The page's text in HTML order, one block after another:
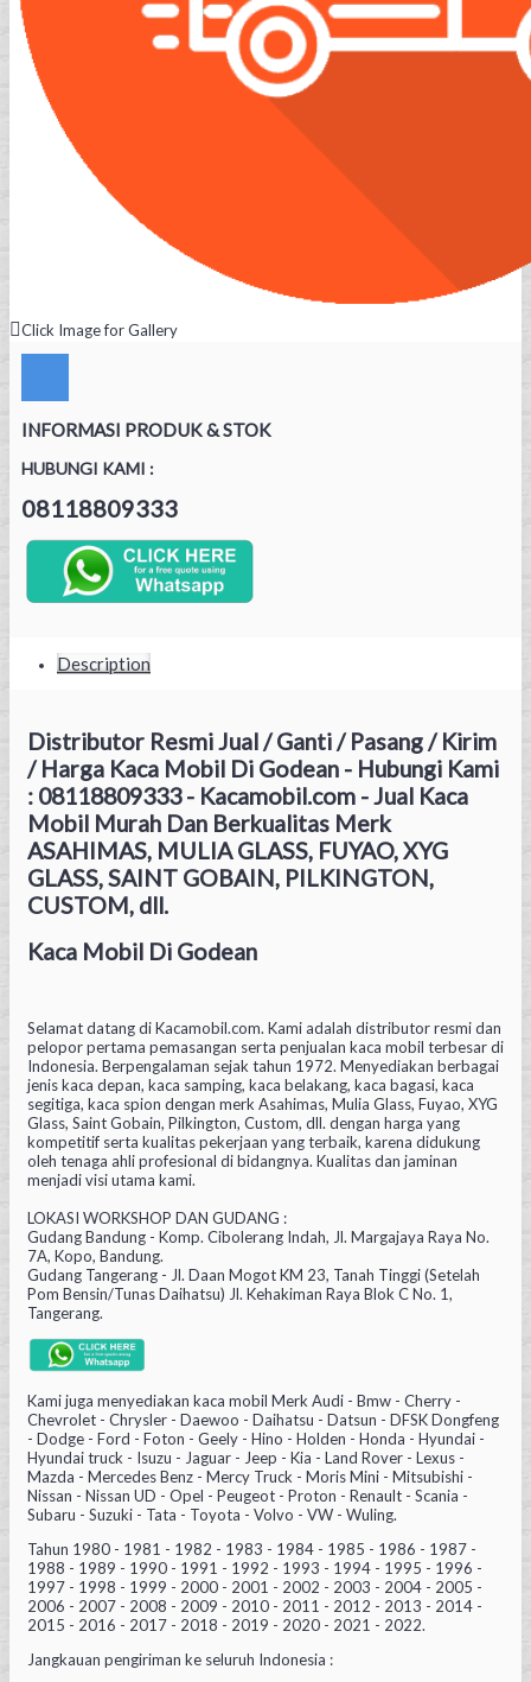
Click Image for Gallery
INFORMASI PRODUK & STOK
HUBUNGI KAMI :
08118809333
Description
Distributor Resmi Jual / Ganti / Pasang / Kirim
/ Harga Kaca Mobil Di Godean - Hubungi Kami
: 08118809333 - Kacamobil.com - Jual Kaca
Mobil Murah Dan Berkualitas Merk
ASAHIMAS, MULIA GLASS, FUYAO, XYG
GLASS, SAINT GOBAIN, PILKINGTON,
CUSTOM, dll.
Kaca Mobil Di Godean
Selamat datang di Kacamobil.com. Kami adalah distributor resmi dan
pelopor pertama pemasangan serta penjualan kaca mobil terbesar di
Indonesia. Berpengalaman sejak tahun 1972. Menyediakan berbagai
jenis kaca depan, kaca samping, kaca belakang, kaca bagasi, kaca
segitiga, kaca spion dengan merk Asahimas, Mulia Glass, Fuyao, XYG
Glass, Saint Gobain, Pilkington, Custom, dll. dengan harga yang
kompetitif serta kualitas pekerjaan yang terbaik, karena didukung
oleh tenaga ahli profesional di bidangnya. Kualitas dan jaminan
menjadi visi utama kami.
LOKASI WORKSHOP DAN GUDANG :
Gudang Bandung - Komp. Cibolerang Indah, Jl. Margajaya Raya No.
7A, Kopo, Bandung.
Gudang Tangerang - Jl. Daan Mogot KM 23, Tanah Tinggi (Setelah
Pom Bensin/Tunas Daihatsu) Jl. Kehakiman Raya Blok C No. 1,
Tangerang.
Kami juga menyediakan kaca mobil Merk Audi - Bmw - Cherry -
Chevrolet - Chrysler - Daewoo - Daihatsu - Datsun - DFSK Dongfeng
- Dodge - Ford - Foton - Geely - Hino - Holden - Honda - Hyundai -
Hyundai truck - Isuzu - Jaguar - Jeep - Kia - Land Rover - Lexus -
Mazda - Mercedes Benz - Mercy Truck - Moris Mini - Mitsubishi -
Nissan - Nissan UD - Opel - Peugeot - Proton - Renault - Scania -
Subaru - Suzuki - Tata - Toyota - Volvo - VW - Wuling.
Tahun 1980 - 1981 - 1982 - 1983 - 1984 - 1985 - 1986 - 1987 -
1988 - 1989 - 1990 - 1991 - 1992 - 1993 - 1994 - 1995 - 1996 -
1997 - 1998 - 1999 - 2000 - 2001 - 2002 - 2003 - 2004 - 2005 -
2006 - 2007 - 2008 - 2009 - 2010 - 2011 - 2012 - 2013 - 2014 -
2015 - 2016 - 2017 - 2018 - 2019 - 2020 - 2021 - 2022.
Jangkauan pengiriman ke seluruh Indonesia :